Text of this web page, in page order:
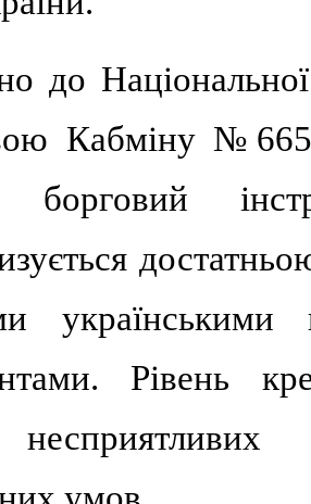
до
Кабміну №665
борговий
українськими
Рівень